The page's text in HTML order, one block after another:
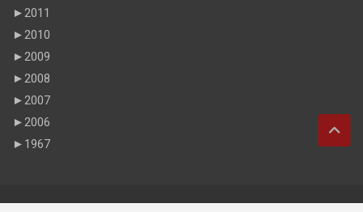
►2011
►2010
►2009
►2008
►2007
►2006
► 1967